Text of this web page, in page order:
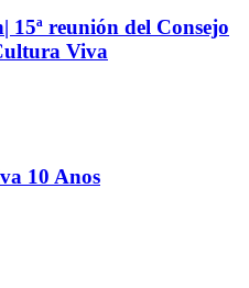
15ª reunión del Consejo
Viva
10 Anos